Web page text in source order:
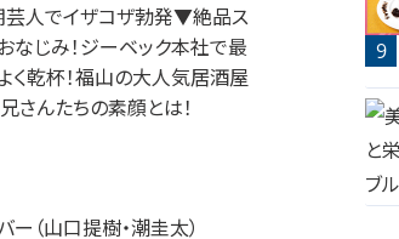
芸人でイザコザ勃発▼絶品ス
なじみ！ジーベック本社で最
乾杯！福山の大人気居酒屋
さんたちの素顔とは！
ー（山口提樹・潮圭太）
9